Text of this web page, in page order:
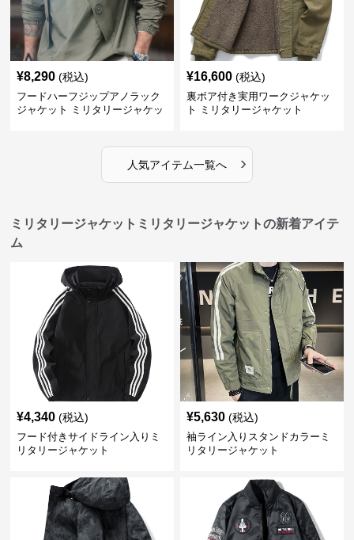
¥8,290 (税込)
フードハーフジップアノラック
ジャケット ミリタリージャケッ
¥16,600 (税込)
裏ボア付き実用ワークジャケッ
ト ミリタリージャケット
人気アイテム一覧へ ›
ミリタリージャケットミリタリージャケットの新着アイテ
ム
¥4,340 (税込)
フード付きサイドライン入りミ
リタリージャケット
¥5,630 (税込)
袖ライン入りスタンドカラーミ
リタリージャケット